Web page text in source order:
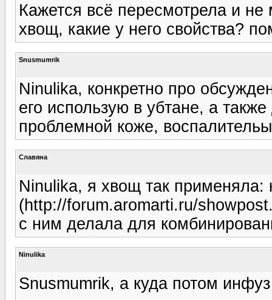
Кажется всё пересмотрела и не
хвощ, какие у него свойства?
Snusmumrik
Ninulika, конкретно про
его использую в убтане, а
проблемной коже,
Славяна
Ninulika, я хвощ так применяла:
(http://forum.aromarti.ru/
с ним делала для
Ninulika
Snusmumrik, а куда потом